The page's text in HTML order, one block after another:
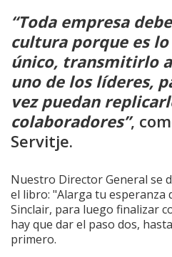
“Toda empresa
cultura porque es
único, transmitirlo
uno de los líderes,
vez puedan
colaboradores”,
Servitje.
Nuestro Director General se
el libro: "Alarga tu esperanza
Sinclair, para luego finalizar
hay que dar el paso dos,
primero.